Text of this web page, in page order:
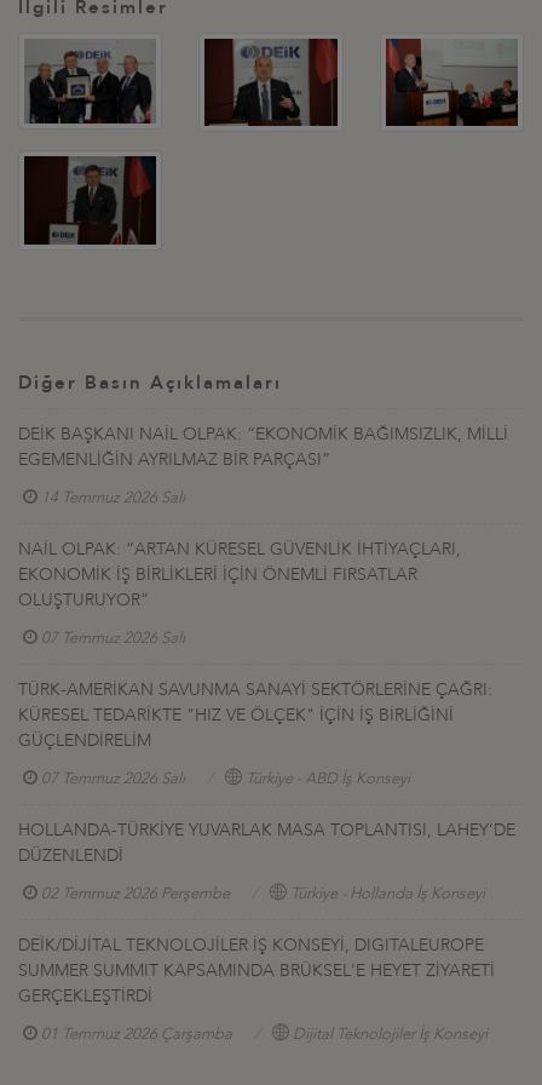
İlgili Resimler
Diğer Basın Açıklamaları
DEİK BAŞKANI NAİL OLPAK: “EKONOMİK BAĞIMSIZLIK, MİLLİ
EGEMENLİĞİN AYRILMAZ BİR PARÇASI”
14 Temmuz 2026 Salı
NAİL OLPAK: “ARTAN KÜRESEL GÜVENLİK İHTİYAÇLARI,
EKONOMİK İŞ BİRLİKLERİ İÇİN ÖNEMLİ FIRSATLAR
OLUŞTURUYOR”
07 Temmuz 2026 Salı
TÜRK-AMERİKAN SAVUNMA SANAYİ SEKTÖRLERİNE ÇAĞRI:
KÜRESEL TEDARİKTE "HIZ VE ÖLÇEK" İÇİN İŞ BİRLİĞİNİ
GÜÇLENDİRELİM
07 Temmuz 2026 Salı Türkiye - ABD İş Konseyi
HOLLANDA-TÜRKİYE YUVARLAK MASA TOPLANTISI, LAHEY’DE
DÜZENLENDİ
02 Temmuz 2026 Perşembe Türkiye - Hollanda İş Konseyi
DEİK/DİJİTAL TEKNOLOJİLER İŞ KONSEYİ, DIGITALEUROPE
SUMMER SUMMIT KAPSAMINDA BRÜKSEL'E HEYET ZİYARETİ
GERÇEKLEŞTİRDİ
01 Temmuz 2026 Çarşamba Dijital Teknolojiler İş Konseyi